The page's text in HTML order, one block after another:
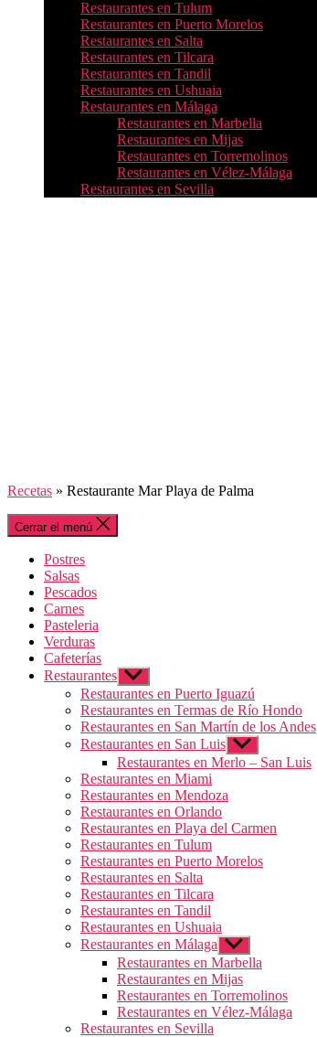
Restaurantes en Tulum
Restaurantes en Puerto Morelos
Restaurantes en Salta
Restaurantes en Tilcara
Restaurantes en Tandil
Restaurantes en Ushuaia
Restaurantes en Málaga
Restaurantes en Marbella
Restaurantes en Mijas
Restaurantes en Torremolinos
Restaurantes en Vélez-Málaga
Restaurantes en Sevilla
Recetas » Restaurante Mar Playa de Palma
Cerrar el menú
Postres
Salsas
Pescados
Carnes
Pasteleria
Verduras
Cafeterías
Restaurantes Mostrar
el
submenú
Restaurantes en Puerto Iguazú
Restaurantes en Termas de Río Hondo
Restaurantes en San Martín de los Andes
Restaurantes en San Luis Mostrar
el
submenú
Restaurantes en Merlo – San Luis
Restaurantes en Miami
Restaurantes en Mendoza
Restaurantes en Orlando
Restaurantes en Playa del Carmen
Restaurantes en Tulum
Restaurantes en Puerto Morelos
Restaurantes en Salta
Restaurantes en Tilcara
Restaurantes en Tandil
Restaurantes en Ushuaia
Restaurantes en Málaga Mostrar
el
submenú
Restaurantes en Marbella
Restaurantes en Mijas
Restaurantes en Torremolinos
Restaurantes en Vélez-Málaga
Restaurantes en Sevilla